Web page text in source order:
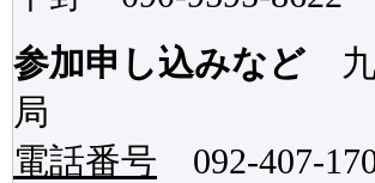
参加申し込みなど 九
局
電話番号 092-407-